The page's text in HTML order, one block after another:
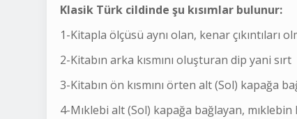
Klasik Türk cildinde şu kısımlar bulunur:
1-Kitapla ölçüsü aynı olan, kenar çıkıntıları
2-Kitabın arka kısmını oluşturan dip yani sırt
3-Kitabın ön kısmını örten alt (Sol) kapağa
4-Mıklebi alt (Sol) kapağa bağlayan,